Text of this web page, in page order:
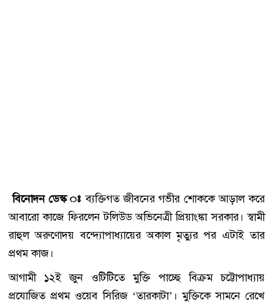
বিনোদন ডেস্ক ঃ ব্যক্তিগত জীবনের গভীর শোককে আড়াল করে
আবারো কাজে ফিরলেন টলিউড অভিনেত্রী প্রিয়াংঙ্কা সরকার। স্বামী
রাহুল অরুণোদয় বন্দ্যোপাধ্যায়ের অকাল মৃত্যুর পর এটাই তার
প্রথম কাজ।
আগামী ১২ই জুন ওটিটিতে মুক্তি পাচ্ছে বিক্রম চট্টোপাধ্যায়
প্রযোজিত প্রথম ওয়েব সিরিজ ‘তারকাটা’। মুক্তিকে সামনে রেখে